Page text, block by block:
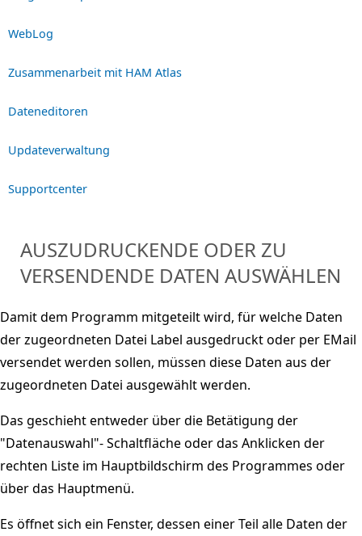
WebLog
Zusammenarbeit mit HAM Atlas
Dateneditoren
Updateverwaltung
Supportcenter
AUSZUDRUCKENDE ODER ZU
VERSENDENDE DATEN AUSWÄHLEN
Damit dem Programm mitgeteilt wird, für welche Daten
der zugeordneten Datei Label ausgedruckt oder per EMail
versendet werden sollen, müssen diese Daten aus der
zugeordneten Datei ausgewählt werden.
Das geschieht entweder über die Betätigung der
"Datenauswahl"- Schaltfläche oder das Anklicken der
rechten Liste im Hauptbildschirm des Programmes oder
über das Hauptmenü.
Es öffnet sich ein Fenster, dessen einer Teil alle Daten der